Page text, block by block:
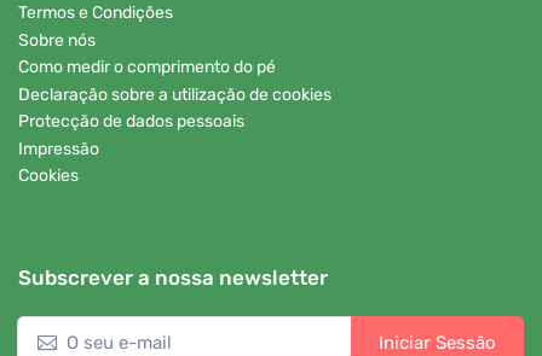
Termos e Condições
Sobre nós
Como medir o comprimento do pé
Declaração sobre a utilização de cookies
Protecção de dados pessoais
Impressão
Cookies
Subscrever a nossa newsletter
Iniciar Sessão